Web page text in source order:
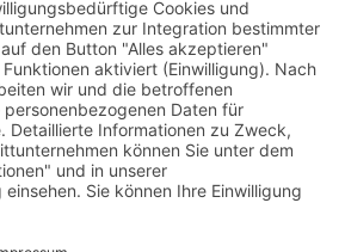
UNTERNEHMEN.